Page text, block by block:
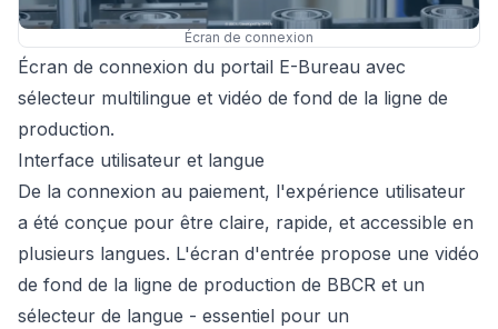
Écran de connexion
Écran de connexion du portail E-Bureau avec
sélecteur multilingue et vidéo de fond de la ligne de
production.
Interface utilisateur et langue
De la connexion au paiement, l'expérience utilisateur
a été conçue pour être claire, rapide, et accessible en
plusieurs langues. L'écran d'entrée propose une vidéo
de fond de la ligne de production de BBCR et un
sélecteur de langue - essentiel pour un